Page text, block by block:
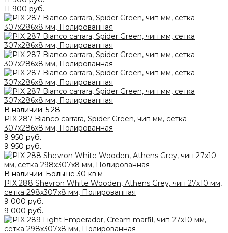
11 900 руб.
В наличии: 5.28
PIX 287 Bianco carrara, Spider Green, чип мм, сетка
307х286x8 мм, Полированная
9 950 руб.
9 950 руб.
В наличии: Больше 30 кв.м
PIX 288 Shevron White Wooden, Athens Grey, чип 27x10 мм,
сетка 298х307x8 мм, Полированная
9 000 руб.
9 000 руб.